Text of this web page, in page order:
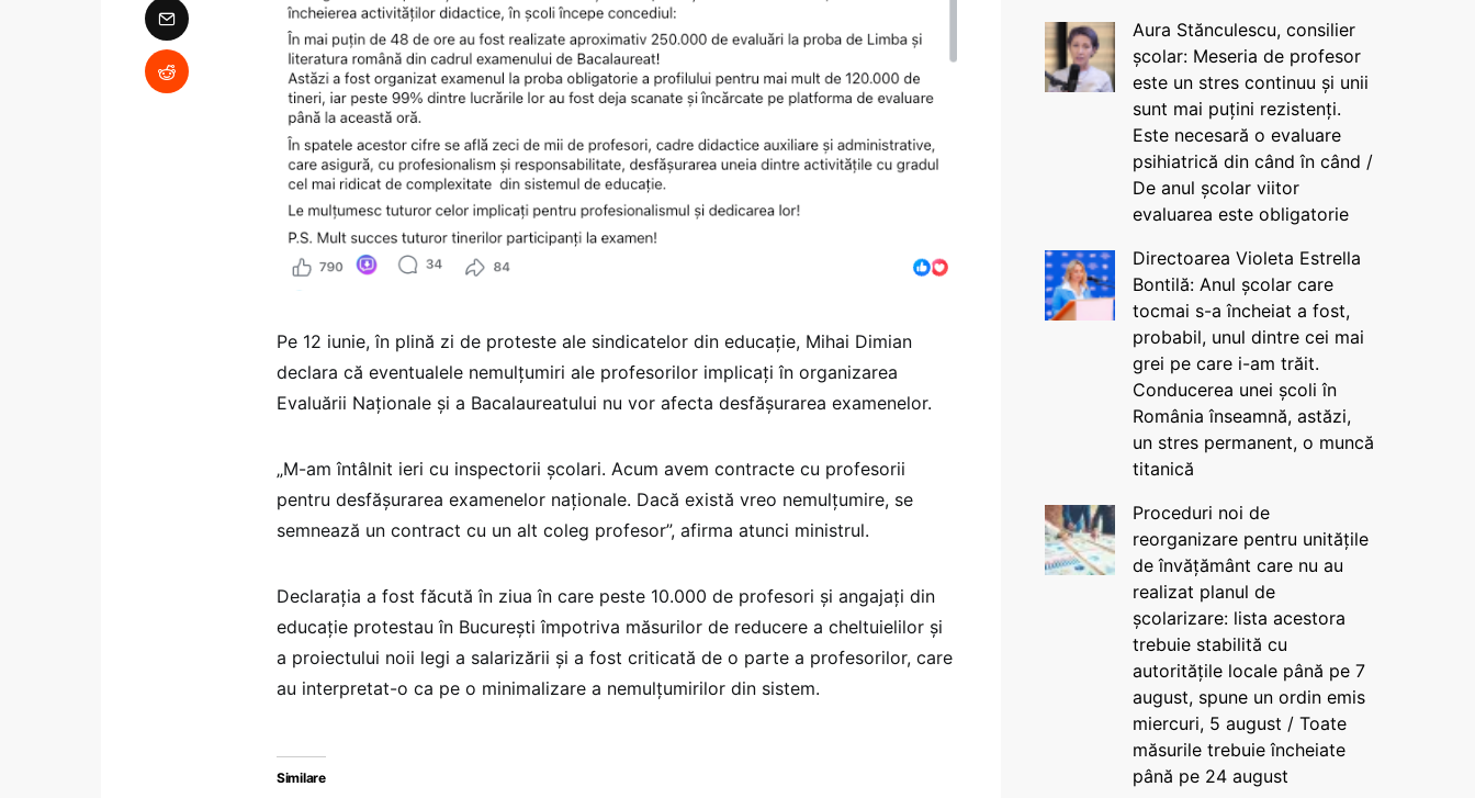
Pe 12 iunie, în plină zi de proteste ale sindicatelor din educație, Mihai Dimian
declara că eventualele nemulțumiri ale profesorilor implicați în organizarea
Evaluării Naționale și a Bacalaureatului nu vor afecta desfășurarea examenelor.
„M-am întâlnit ieri cu inspectorii școlari. Acum avem contracte cu profesorii
pentru desfășurarea examenelor naționale. Dacă există vreo nemulțumire, se
semnează un contract cu un alt coleg profesor”, afirma atunci ministrul.
Declarația a fost făcută în ziua în care peste 10.000 de profesori și angajați din
educație protestau în București împotriva măsurilor de reducere a cheltuielilor și
a proiectului noii legi a salarizării și a fost criticată de o parte a profesorilor, care
au interpretat-o ca pe o minimalizare a nemulțumirilor din sistem.
Similare
Aura Stănculescu, consilier
școlar: Meseria de profesor
este un stres continuu și unii
sunt mai puțini rezistenți.
Este necesară o evaluare
psihiatrică din când în când /
De anul școlar viitor
evaluarea este obligatorie
Directoarea Violeta Estrella
Bontilă: Anul școlar care
tocmai s-a încheiat a fost,
probabil, unul dintre cei mai
grei pe care i-am trăit.
Conducerea unei școli în
România înseamnă, astăzi,
un stres permanent, o muncă
titanică
Proceduri noi de
reorganizare pentru unitățile
de învățământ care nu au
realizat planul de
școlarizare: lista acestora
trebuie stabilită cu
autoritățile locale până pe 7
august, spune un ordin emis
miercuri, 5 august / Toate
măsurile trebuie încheiate
până pe 24 august